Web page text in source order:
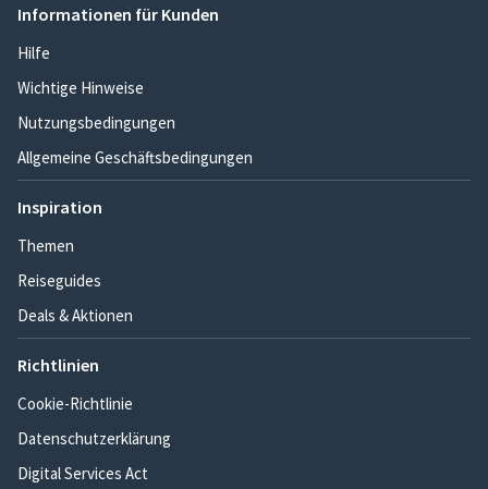
Informationen für Kunden
Hilfe
Wichtige Hinweise
Nutzungsbedingungen
Allgemeine Geschäftsbedingungen
Inspiration
Themen
Reiseguides
Deals & Aktionen
Richtlinien
Cookie-Richtlinie
Datenschutzerklärung
Digital Services Act